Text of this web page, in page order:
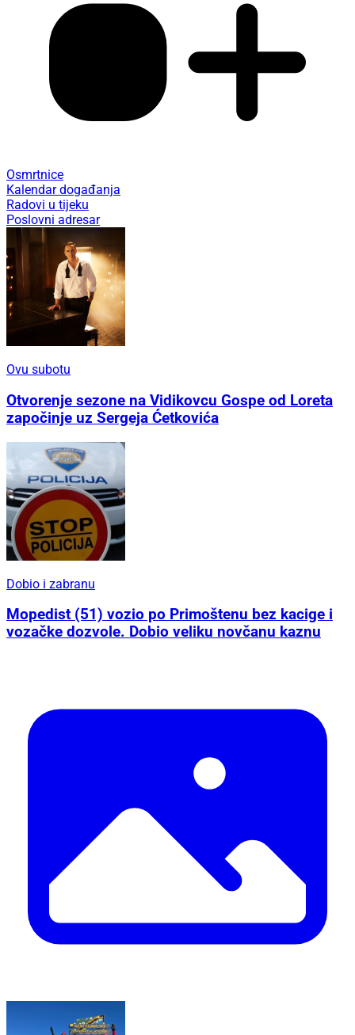
Osmrtnice
Kalendar događanja
Radovi u tijeku
Poslovni adresar
Ovu subotu
Otvorenje sezone na Vidikovcu Gospe od Loreta
započinje uz Sergeja Ćetkovića
Dobio i zabranu
Mopedist (51) vozio po Primoštenu bez kacige i
vozačke dozvole. Dobio veliku novčanu kaznu